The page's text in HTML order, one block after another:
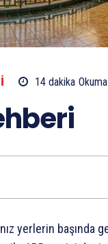
14 dakika
yerlerin başında